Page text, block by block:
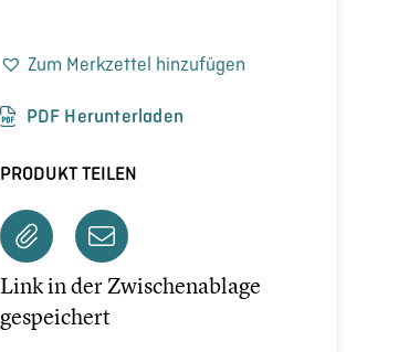
Zum Merkzettel hinzufügen
PDF Herunterladen
PRODUKT TEILEN
Link in der Zwischenablage
gespeichert